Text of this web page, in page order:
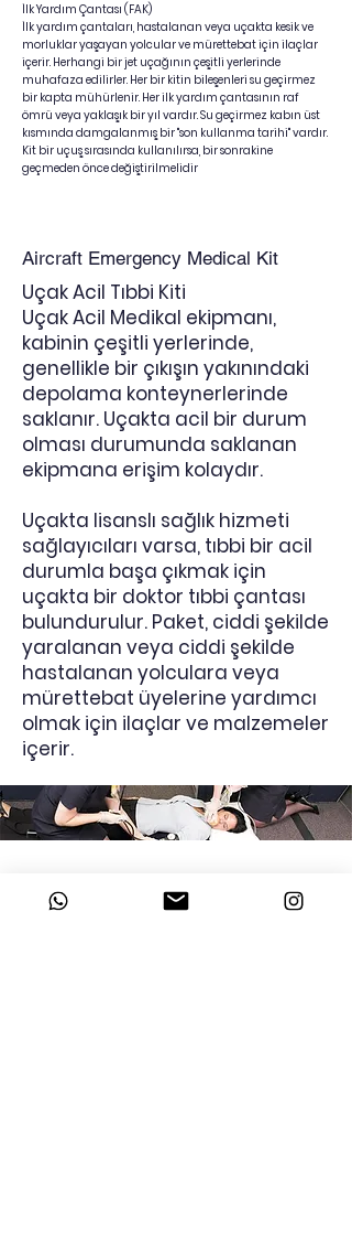
İlk Yardım Çantası (FAK)
İlk yardım çantaları, hastalanan veya uçakta kesik ve
morluklar yaşayan yolcular ve mürettebat için ilaçlar
içerir. Herhangi bir jet uçağının çeşitli yerlerinde
muhafaza edilirler. Her bir kitin bileşenleri su geçirmez
bir kapta mühürlenir. Her ilk yardım çantasının raf
ömrü veya yaklaşık bir yıl vardır. Su geçirmez kabın üst
kısmında damgalanmış bir "son kullanma tarihi" vardır.
Kit bir uçuş sırasında kullanılırsa, bir sonrakine
geçmeden önce değiştirilmelidir
Aircraft Emergency Medical Kit
Uçak Acil Tıbbi Kiti
Uçak Acil Medikal ekipmanı,
kabinin çeşitli yerlerinde,
genellikle bir çıkışın yakınındaki
depolama konteynerlerinde
saklanır. Uçakta acil bir durum
olması durumunda saklanan
ekipmana erişim kolaydır.
Uçakta lisanslı sağlık hizmeti
sağlayıcıları varsa, tıbbi bir acil
durumla başa çıkmak için
uçakta bir doktor tıbbi çantası
bulundurulur. Paket, ciddi şekilde
yaralanan veya ciddi şekilde
hastalanan yolculara veya
mürettebat üyelerine yardımcı
olmak için ilaçlar ve malzemeler
içerir.